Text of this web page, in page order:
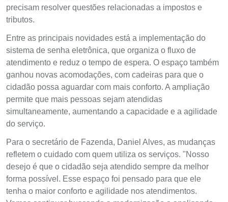
precisam resolver questões relacionadas a impostos e
tributos.
Entre as principais novidades está a implementação do
sistema de senha eletrônica, que organiza o fluxo de
atendimento e reduz o tempo de espera. O espaço também
ganhou novas acomodações, com cadeiras para que o
cidadão possa aguardar com mais conforto. A ampliação
permite que mais pessoas sejam atendidas
simultaneamente, aumentando a capacidade e a agilidade
do serviço.
Para o secretário de Fazenda, Daniel Alves, as mudanças
refletem o cuidado com quem utiliza os serviços. "Nosso
desejo é que o cidadão seja atendido sempre da melhor
forma possível. Esse espaço foi pensado para que ele
tenha o maior conforto e agilidade nos atendimentos.